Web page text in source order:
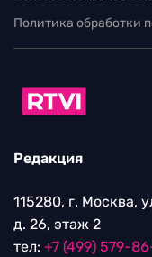
Политика обработки
Редакция
115280, г. Москва,
д. 26, этаж 2
тел: +7 (499) 579-